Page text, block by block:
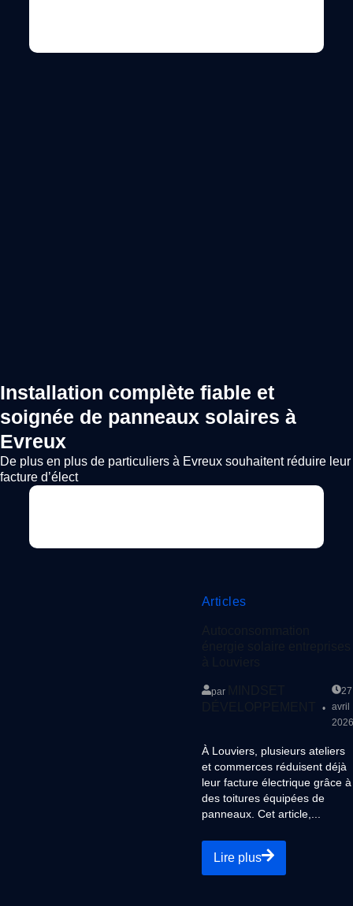
Installation complète fiable et
soignée de panneaux solaires à
Evreux
De plus en plus de particuliers à Evreux souhaitent réduire leur
facture d’élect
Articles
par
27
avril
2026
À Louviers, plusieurs ateliers
et commerces réduisent déjà
leur facture électrique grâce à
des toitures équipées de
panneaux. Cet article,...
Lire plus